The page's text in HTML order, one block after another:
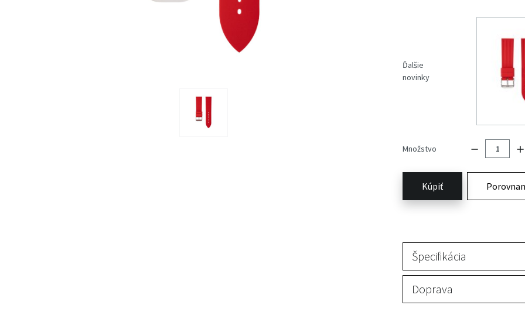
Ďalšie
novinky
Množstvo
Kúpiť
Špecifikácia
Doprava